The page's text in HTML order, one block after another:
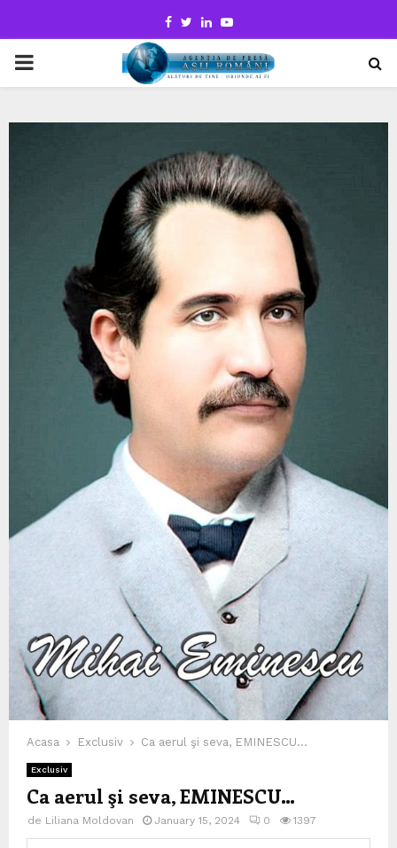
Facebook
TwitterLinkedinYoutube
PRIMARY
Acasa Exclusiv Ca aerul şi seva, EMINESCU…
Exclusiv
Ca aerul şi seva, EMINESCU…
de Liliana Moldovan January 15, 2024 0 1397